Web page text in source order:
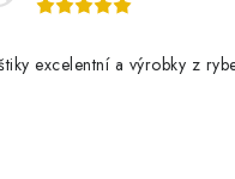
excelentní a výrobky z